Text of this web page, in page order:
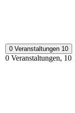
0 Veranstaltungen 10
0 Veranstaltungen, 10